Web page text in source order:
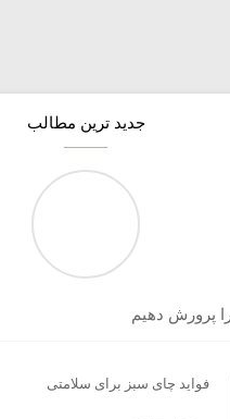
جدید ترین مطالب
پرورش دهیم
فواید چای سبز برای سلامتی